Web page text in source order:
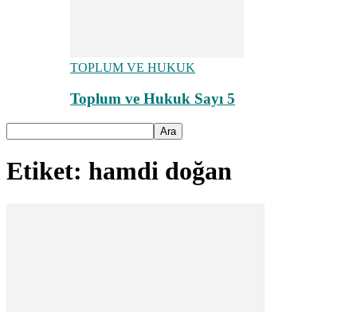
TOPLUM VE HUKUK
Toplum ve Hukuk Sayı 5
Etiket: hamdi doğan